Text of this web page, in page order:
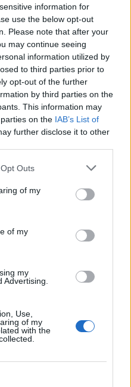
information for
use the below opt-out
Please note that after your
may continue seeing
information utilized by
to third parties prior to
opt-out of the further
by third parties on the
This information may
on the IAB’s List of
further disclose it to other
Outs
of my
of my
my
Advertising.
Use,
of my
with the
en enkelt billet, havde
at være helt sikker,
Kris Hansen.
bliver nogle
eller fortryder, og
få fingre i en.
klokken 21, når
festen nemlig til
Trio, der blandt andet
dua- medlemmer
lørdag to DJ's på
ene er Martin Jensen,
sig bemærket som
to sæsoner og med
samvittigheden.
på, at man skal være
til festen fredag, mens
16 år.
skrev historie
i Aalestrup
fortællinger.